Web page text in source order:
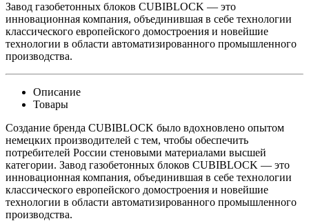
Завод газобетонных блоков CUBIBLOCK — это
инновационная компания, объединившая в себе технологии
классического европейского домостроения и новейшие
технологии в области автоматизированного промышленного
производства.
Описание
Товары
Создание бренда CUBIBLOCK было вдохновлено опытом
немецких производителей с тем, чтобы обеспечить
потребителей России стеновыми материалами высшей
категории. Завод газобетонных блоков CUBIBLOCK — это
инновационная компания, объединившая в себе технологии
классического европейского домостроения и новейшие
технологии в области автоматизированного промышленного
производства.